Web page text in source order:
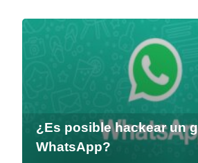
¿Es posible hackear un
WhatsApp?